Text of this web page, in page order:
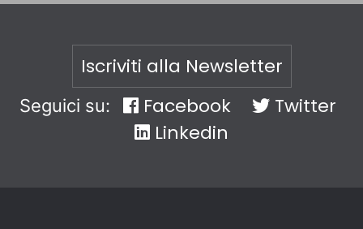
Iscriviti alla Newsletter
Seguici su: Facebook
Twitter
Linkedin